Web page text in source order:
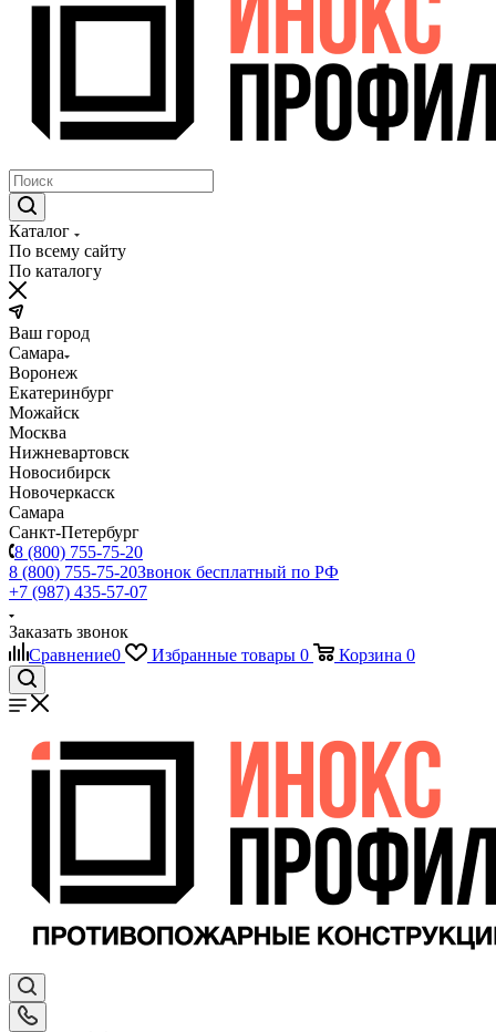
Каталог
По всему сайту
По каталогу
Ваш город
Самара
Воронеж
Екатеринбург
Можайск
Москва
Нижневартовск
Новосибирск
Новочеркасск
Самара
Санкт-Петербург
8 (800) 755-75-20
8 (800) 755-75-20Звонок бесплатный по РФ
+7 (987) 435-57-07
Заказать звонок
Сравнение0 Избранные товары 0 Корзина 0